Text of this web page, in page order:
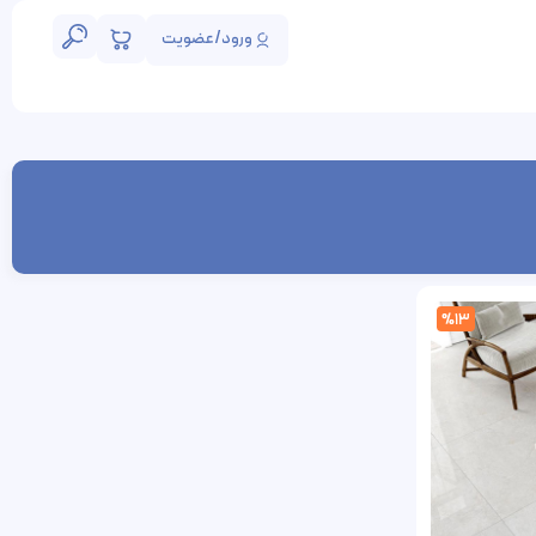
ورود/عضویت
%13